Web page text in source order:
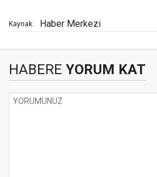
Kaynak: Haber Merkezi
HABERE YORUM KAT